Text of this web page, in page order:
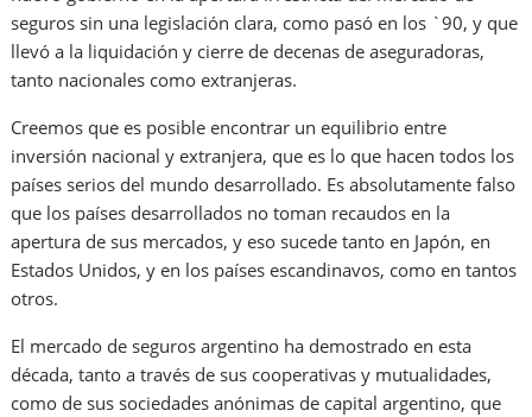
seguros sin una legislación clara, como pasó en los `90, y que
llevó a la liquidación y cierre de decenas de aseguradoras,
tanto nacionales como extranjeras.
Creemos que es posible encontrar un equilibrio entre
inversión nacional y extranjera, que es lo que hacen todos los
países serios del mundo desarrollado. Es absolutamente falso
que los países desarrollados no toman recaudos en la
apertura de sus mercados, y eso sucede tanto en Japón, en
Estados Unidos, y en los países escandinavos, como en tantos
otros.
El mercado de seguros argentino ha demostrado en esta
década, tanto a través de sus cooperativas y mutualidades,
como de sus sociedades anónimas de capital argentino, que